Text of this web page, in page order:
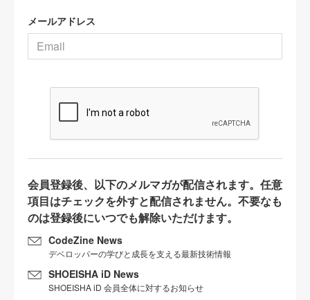
メールアドレス
会員登録後、以下のメルマガが配信されます。任意
項目はチェックを外すと配信されません。不要なも
のは登録後にいつでも解除いただけます。
CodeZine News
デベロッパーの学びと成長を支える最新技術情報
SHOEISHA iD News
SHOEISHA iD 会員全体に対するお知らせ